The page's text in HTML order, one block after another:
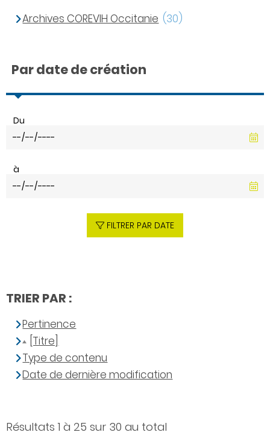
Résultats 1 à 25 sur 30 au total
Archives COREVIH Occitanie (30)
Par date de création
Du
à
FILTRER PAR DATE
TRIER PAR :
Pertinence
[Titre]
Type de contenu
Date de dernière modification